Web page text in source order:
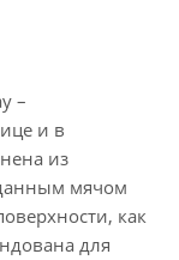
–
и в
из
мячом
как
для